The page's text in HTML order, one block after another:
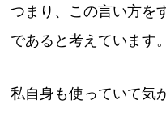
つまり、この言い方を
であると考えています。
私自身も使っていて気